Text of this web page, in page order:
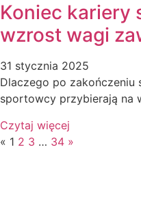
Koniec kariery
wzrost wagi
31 stycznia 2025
Dlaczego po
sportowcy przybierają na
Czytaj więcej
« 1 2 3 … 34 »